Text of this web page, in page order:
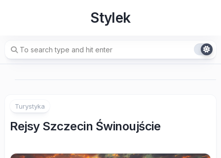
Stylek
Turystyka
Rejsy Szczecin Świnoujście